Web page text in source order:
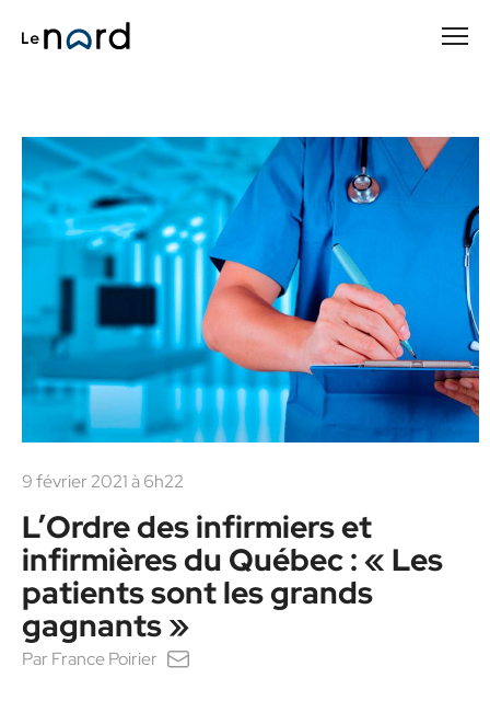
9 février 2021 à 6h22
L’Ordre des infirmiers et
infirmières du Québec : « Les
patients sont les grands
gagnants »
Par France Poirier